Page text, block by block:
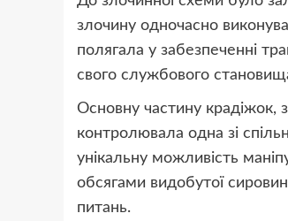
злочину одночасно
полягала у забезпеченні
свого службового
Основну частину крадіжок,
контролювала одна зі
унікальну можливість
обсягами видобутої
питань.